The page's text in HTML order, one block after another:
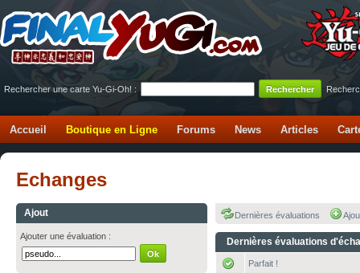
Rechercher une carte Yu-Gi-Oh! :
Accueil Boutique en Ligne Forums News Articles
Echanges
Ajout
Ajouter une évaluation :
Dernières évaluations
Dernières évaluations
Parfait !